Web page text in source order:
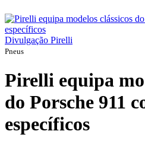
Divulgação Pirelli
Pneus
Pirelli equipa
do Porsche 911
específicos